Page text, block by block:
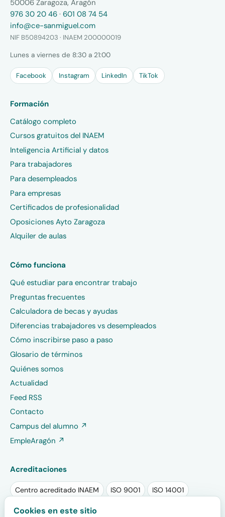
50006 Zaragoza, Aragón
976 30 20 46 · 601 08 74 54
info@ce-sanmiguel.com
NIF B50894203 · INAEM 200000019
Lunes a viernes de 8:30 a 21:00
Facebook Instagram LinkedIn TikTok
Formación
Catálogo completo
Cursos gratuitos del INAEM
Inteligencia Artificial y datos
Para trabajadores
Para desempleados
Para empresas
Certificados de profesionalidad
Oposiciones Ayto Zaragoza
Alquiler de aulas
Cómo funciona
Qué estudiar para encontrar trabajo
Preguntas frecuentes
Calculadora de becas y ayudas
Diferencias trabajadores vs desempleados
Cómo inscribirse paso a paso
Glosario de términos
Quiénes somos
Actualidad
Feed RSS
Contacto
Campus del alumno ↗
EmpleAragón ↗
Acreditaciones
Centro acreditado INAEM ISO 9001 ISO 14001
Sello RSA PLUS 2025 Sello EFR
Cookies en este sitio